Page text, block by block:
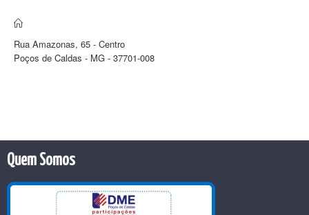
Rua Amazonas, 65 - Centro
Poços de Caldas - MG - 37701-008
Quem Somos